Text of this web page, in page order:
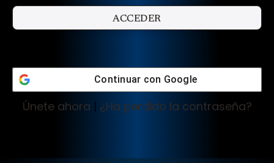
Continuar con Google
Únete ahora | ¿Ha perdido la contraseña?